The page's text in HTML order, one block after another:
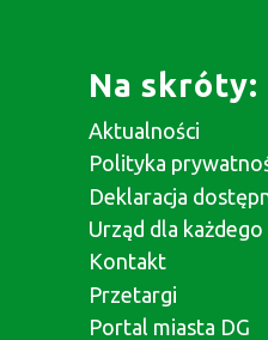
Na skróty:
Aktualności
Polityka
Deklaracja
Urząd dla każdego
Kontakt
Przetargi
Portal miasta DG